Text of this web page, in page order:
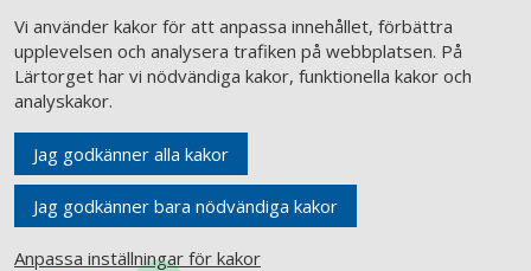
Vi använder kakor för att anpassa innehållet, förbättra
upplevelsen och analysera trafiken på webbplatsen. På
Lärtorget har vi nödvändiga kakor, funktionella kakor och
analyskakor.
Jag godkänner alla kakor
Jag godkänner bara nödvändiga kakor
Anpassa inställningar för kakor